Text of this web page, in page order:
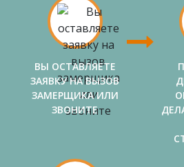
ВЫ ОСТАВЛЯЕТЕ
ЗАЯВКУ НА ВЫЗОВ
ЗАМЕРЩИКА ИЛИ
ЗВОНИТЕ